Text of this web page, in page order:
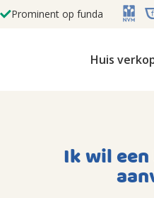
Prominent op funda
Huis
Ik wil